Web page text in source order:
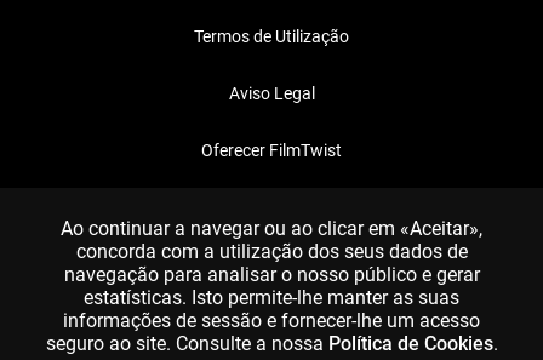
Termos de Utilização
Aviso Legal
Oferecer FilmTwist
Ao continuar a navegar ou ao clicar em «Aceitar»,
concorda com a utilização dos seus dados de
navegação para analisar o nosso público e gerar
estatísticas. Isto permite-lhe manter as suas
informações de sessão e fornecer-lhe um acesso
seguro ao site. Consulte a nossa Política de Cookies.